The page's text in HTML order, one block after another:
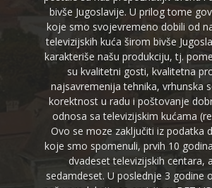
bivše Jugoslavije. U prilog tome
koje smo svojevremeno dobili od
televizijskih kuća širom bivše
karakteriše našu produkciju, tj.
su kvalitetni gosti, kvalitetna
najsavremenija tehnika, vrhunska
korektnost u radu i poštovanje
odnosa sa televizijskim kućama
Ovo se moze zaključiti iz podatka
koje smo spomenuli, prvih 10
dvadeset televizijskih centara,
sedamdeset. U poslednje 3 godine